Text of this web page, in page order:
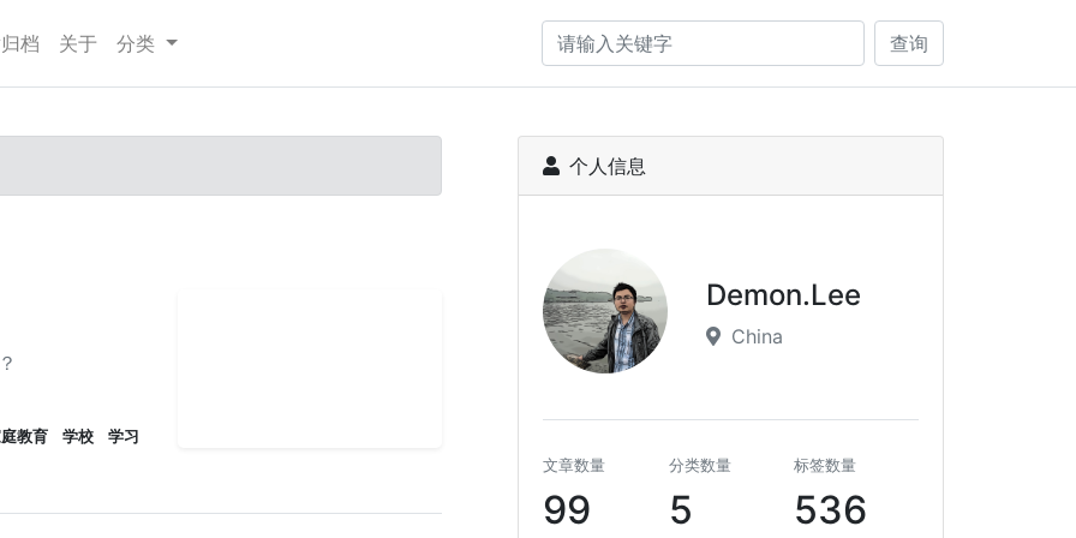
档 关于 分类 查询
教育 学校 学习
个人信息
Demon.Lee
China
文章数量
99
分类数量
5
标签数量
536